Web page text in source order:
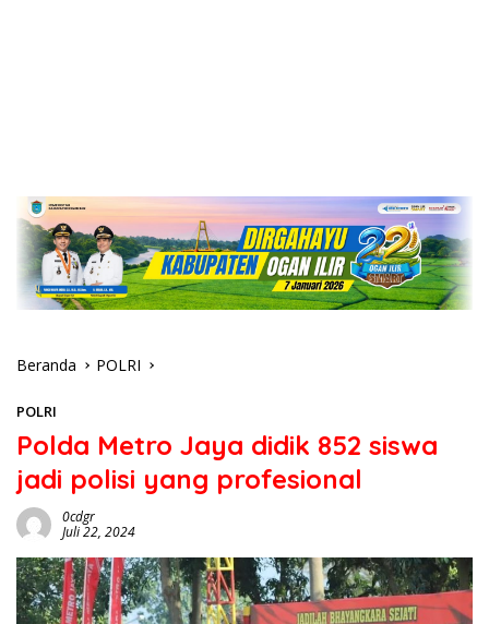
Beranda POLRI
POLRI
Polda Metro Jaya didik 852 siswa
jadi polisi yang profesional
0cdgr
Juli 22, 2024